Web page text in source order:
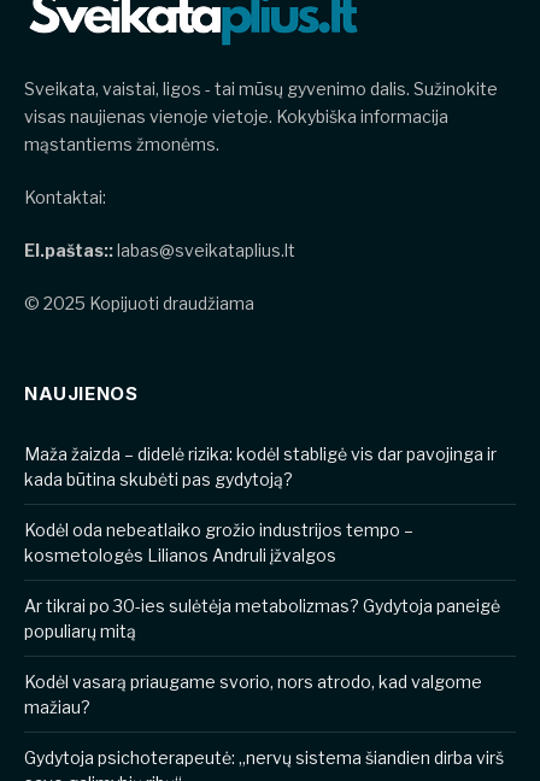
Sveikata, vaistai, ligos - tai mūsų gyvenimo dalis. Sužinokite
visas naujienas vienoje vietoje. Kokybiška informacija
mąstantiems žmonėms.
Kontaktai:
El.paštas::labas@sveikataplius.lt
© 2025 Kopijuoti draudžiama
NAUJIENOS
​​Maža žaizda – didelė rizika: kodėl stabligė vis dar pavojinga ir
kada būtina skubėti pas gydytoją?
Kodėl oda nebeatlaiko grožio industrijos tempo –
kosmetologės Lilianos Andruli įžvalgos
Ar tikrai po 30-ies sulėtėja metabolizmas? Gydytoja paneigė
populiarų mitą
Kodėl vasarą priaugame svorio, nors atrodo, kad valgome
mažiau?
Gydytoja psichoterapeutė: „nervų sistema šiandien dirba virš